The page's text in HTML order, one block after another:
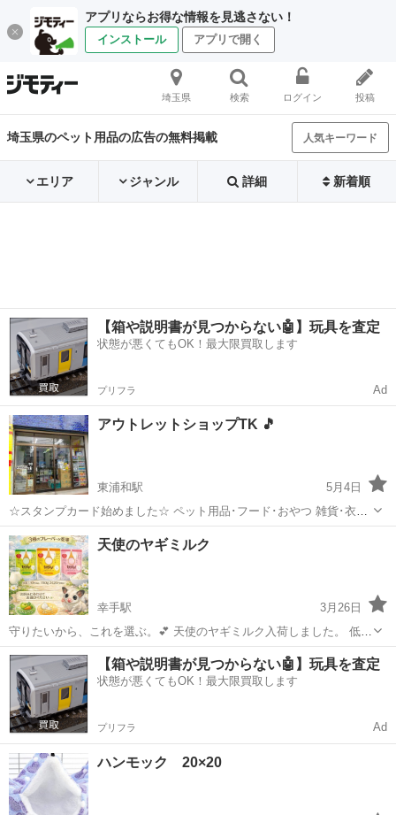
アプリならお得な情報を見逃さない！
インストール アプリで開く
埼玉県 検索 ログイン 投稿
埼玉県のペット用品の広告の無料掲載 人気キーワード
エリア ジャンル 詳細 新着順
【箱や説明書が見つからない🤖】玩具を査定
状態が悪くてもOK！最大限買取します
プリフラ Ad
アウトレットショップTK 🎵
東浦和駅
5月4日
☆スタンプカード始めました☆ ペット用品･フード･おやつ 雑貨･衣
類･小家電 食品･お菓子 などなど ペット用品、フード類、食料品など
数量限定で特売いたします🎵 定番品は少なく、基本的に在庫限りの商
品がほとんどです‼...
埼玉 川口市 東浦和駅 ペット用品
天使のヤギミルク
幸手駅
3月26日
守りたいから、これを選ぶ。💕 天使のヤギミルク入荷しました。 低脂
肪・高栄養・足腰の健康・低アレルギー 動物に優しいヤギミルクです
✨ 小さな体に、大きなやさしさを。 お問い合わせはお気軽にお声掛け
下さい
埼玉 幸手市 幸手駅 ペット用品 ヤギ
【箱や説明書が見つからない🤖】玩具を査定
状態が悪くてもOK！最大限買取します
プリフラ Ad
ハンモック 20×20